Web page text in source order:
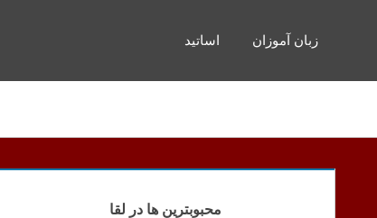
اساتید زبان آموزان
محبوبترین ها در لقا